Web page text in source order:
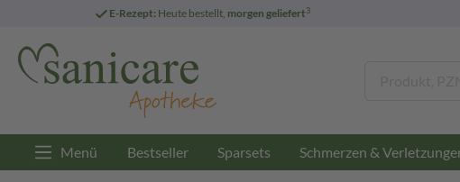
E-Rezept: Heute bestellt, morgen geliefert3
Menü Bestseller Sparsets Schmerzen &